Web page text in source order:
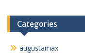
Categories
augustamax